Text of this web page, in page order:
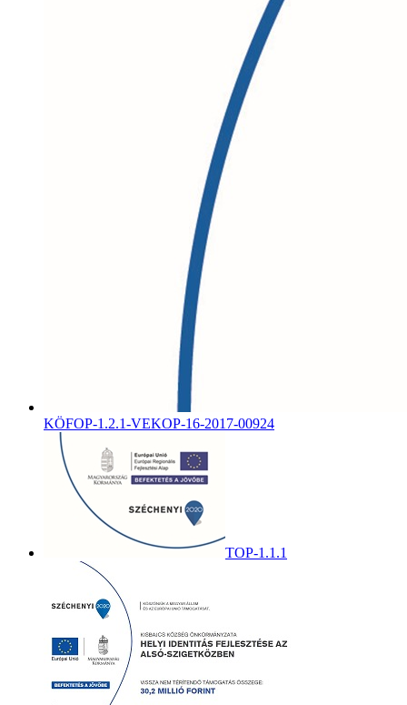
KÖFOP-1.2.1-VEKOP-16-2017-00924
TOP-1.1.1